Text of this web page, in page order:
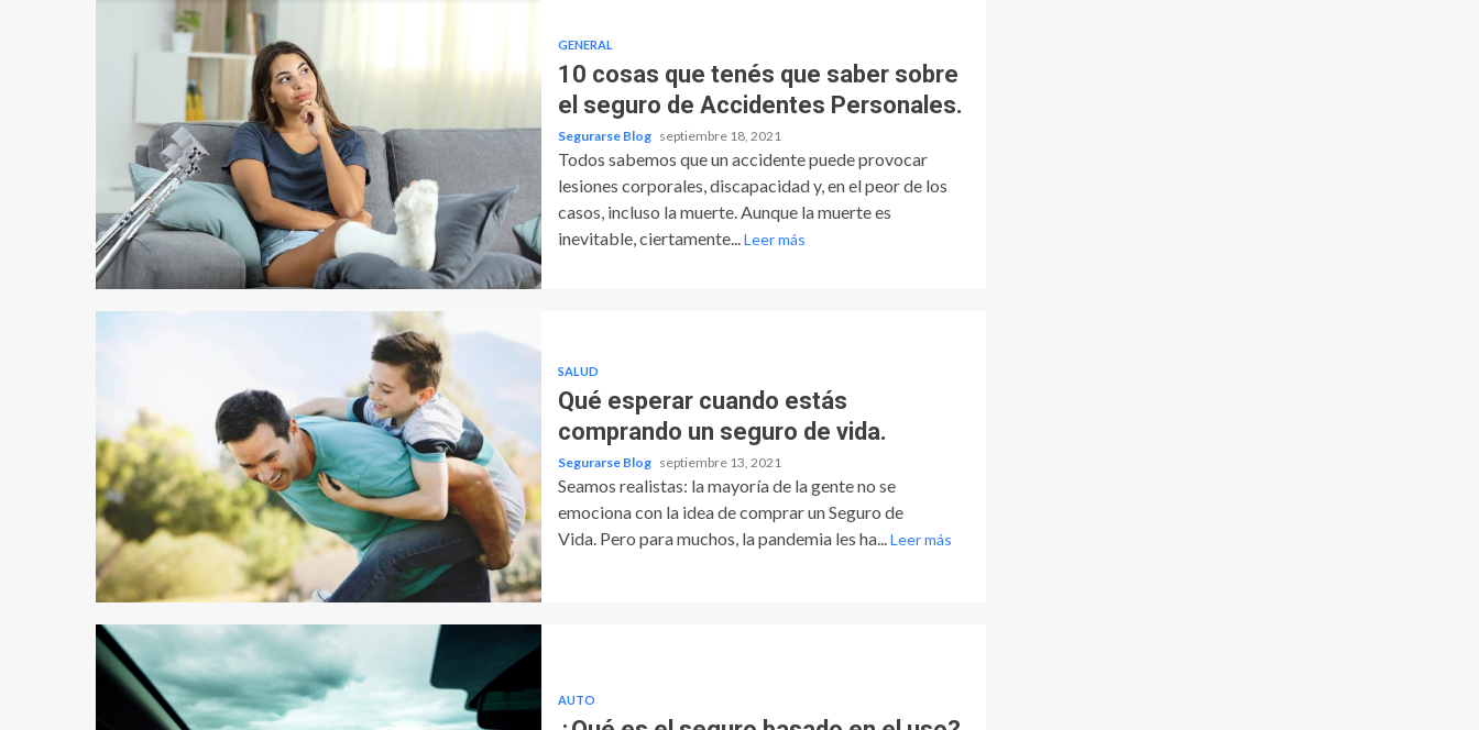
GENERAL
10 cosas que tenés que saber sobre
el seguro de Accidentes Personales.
Segurarse Blog septiembre 18, 2021
Todos sabemos que un accidente puede provocar
lesiones corporales, discapacidad y, en el peor de los
casos, incluso la muerte. Aunque la muerte es
inevitable, ciertamente... Leer más
SALUD
Qué esperar cuando estás
comprando un seguro de vida.
Segurarse Blog septiembre 13, 2021
Seamos realistas: la mayoría de la gente no se
emociona con la idea de comprar un Seguro de
Vida. Pero para muchos, la pandemia les ha... Leer más
AUTO